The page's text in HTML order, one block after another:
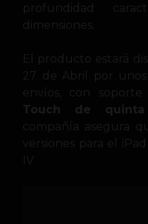
profundidad
dimensiones.
El producto estará
27 de Abril por
envíos, con soporte
Touch de quinta
compañía asegura
versiones para el
IV